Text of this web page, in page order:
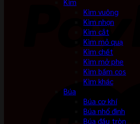
Kìm
Kìm vuông
Kìm nhọn
Kìm cắt
Kìm mỏ quạ
Kìm chết
Kìm mở phe
Kìm bấm cos
Kìm khác
Búa
Búa cơ khí
Búa nhổ đinh
Búa đầu tròn